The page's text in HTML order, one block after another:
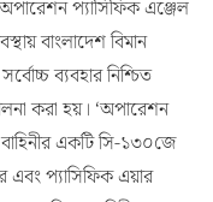
বাংলাদেশ বিমান
ব্যবহার নিশ্চিত
করা হয়। ‘অপারেশন
একটি সি-১৩০জে
প্যাসিফিক এয়ার
বিমান বাহিনীর ১৫০